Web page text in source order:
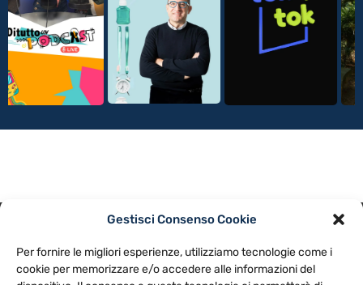
Gestisci Consenso Cookie
Per fornire le migliori esperienze, utilizziamo tecnologie come i
cookie per memorizzare e/o accedere alle informazioni del
NOTE LEGALI
CONTATTACI PREFERENZE